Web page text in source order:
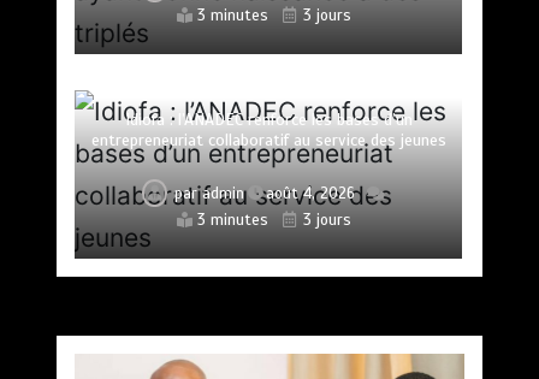
3 minutes
3 jours
Idiofa : l’ANADEC renforce les bases d’un
entrepreneuriat collaboratif au service des jeunes
paradmin
août 4, 2026
3 minutes
3 jours